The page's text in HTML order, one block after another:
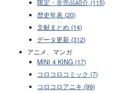
限定・非売品紹介 (115)
歴史年表 (20)
文献まとめ (14)
データ更新 (312)
アニメ、マンガ
MINI 4 KING (17)
コロコロコミック (7)
コロコロアニキ (99)